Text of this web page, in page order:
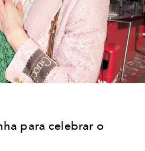
para celebrar o